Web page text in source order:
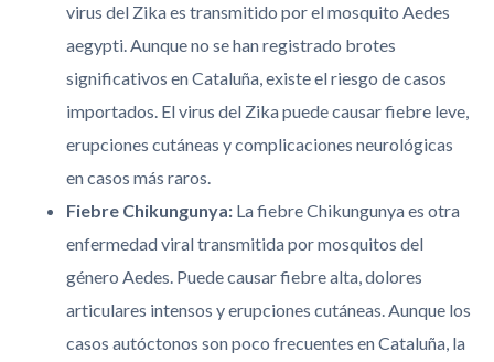
virus del Zika es transmitido por el mosquito Aedes
aegypti. Aunque no se han registrado brotes
significativos en Cataluña, existe el riesgo de casos
importados. El virus del Zika puede causar fiebre leve,
erupciones cutáneas y complicaciones neurológicas
en casos más raros.
Fiebre Chikungunya: La fiebre Chikungunya es otra
enfermedad viral transmitida por mosquitos del
género Aedes. Puede causar fiebre alta, dolores
articulares intensos y erupciones cutáneas. Aunque los
casos autóctonos son poco frecuentes en Cataluña, la